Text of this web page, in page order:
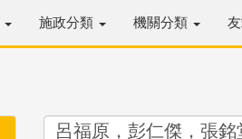
施政分類 機關分類